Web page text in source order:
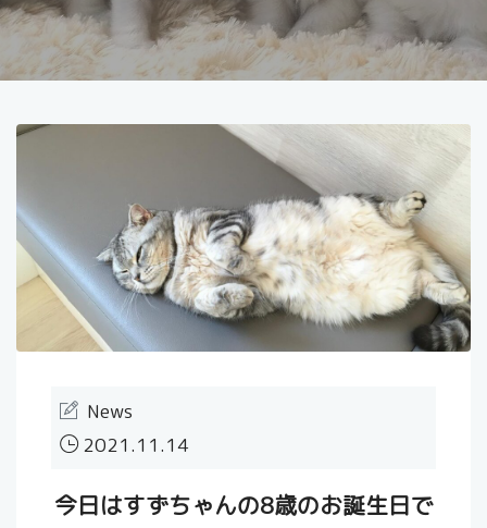
News
2021.11.14
今日はすずちゃんの8歳のお誕生日で